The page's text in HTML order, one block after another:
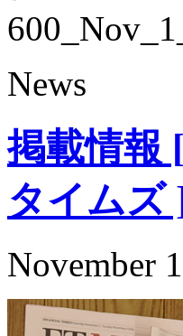
News
掲載情報
タイムズ
November